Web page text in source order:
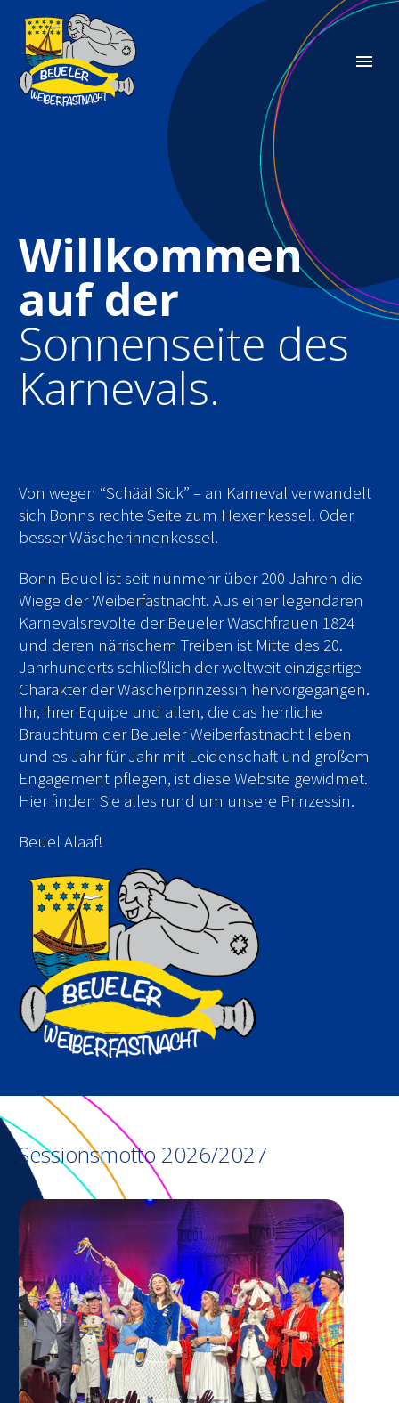
Deutsch
Willkommen
auf der
Sonnenseite des
Karnevals.
Von wegen “Schääl Sick” – an Karneval verwandelt
sich Bonns rechte Seite zum Hexenkessel. Oder
besser Wäscherinnenkessel.
Bonn Beuel ist seit nunmehr über 200 Jahren die
Wiege der Weiberfastnacht. Aus einer legendären
Karnevalsrevolte der Beueler Waschfrauen 1824
und deren närrischem Treiben ist Mitte des 20.
Jahrhunderts schließlich der weltweit einzigartige
Charakter der Wäscherprinzessin hervorgegangen.
Ihr, ihrer Equipe und allen, die das herrliche
Brauchtum der Beueler Weiberfastnacht lieben
und es Jahr für Jahr mit Leidenschaft und großem
Engagement pflegen, ist diese Website gewidmet.
Hier finden Sie alles rund um unsere Prinzessin.
Beuel Alaaf!
Sessionsmotto 2026/2027